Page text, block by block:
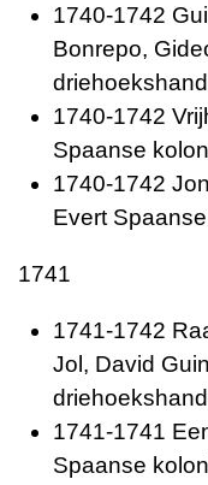
1740-1742
Bonrepo,
1740-1742
Spaanse
1740-1742
Evert
1741
1741-1742
Jol, David
1741-1741
Spaanse